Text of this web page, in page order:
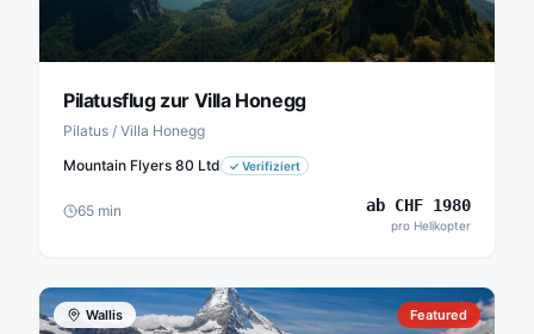
Pilatusflug zur Villa Honegg
Pilatus / Villa Honegg
Mountain Flyers 80 Ltd
✓ Verifiziert
65 min ab CHF 1980
pro Helikopter
Wallis Featured